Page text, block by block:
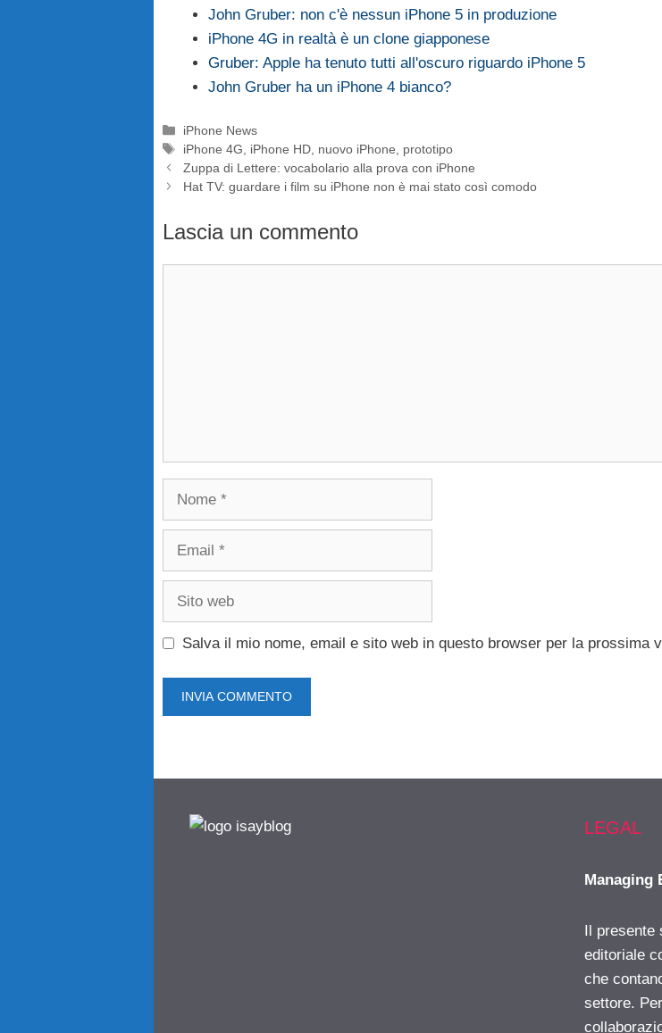
John Gruber: non c'è nessun iPhone 5 in produzione
iPhone 4G in realtà è un clone giapponese
Gruber: Apple ha tenuto tutti all'oscuro riguardo iPhone 5
John Gruber ha un iPhone 4 bianco?
Categorie
iPhone News
Tag
iPhone 4G iPhone HD nuovo iPhone
prototipo
Zuppa di Lettere: vocabolario alla prova con iPhone
Hat TV: guardare i film su iPhone non è mai stato così comodo
Lascia un commento
Salva il mio nome, email e sito web in questo browser per la prossima
LEGAL
Managing
Il presente
editoriale
che
settore.